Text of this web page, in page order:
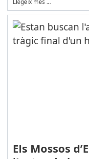
Els Mossos